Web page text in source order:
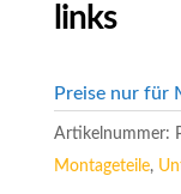
links
Preise nur für
Artikelnummer:
Montageteile,